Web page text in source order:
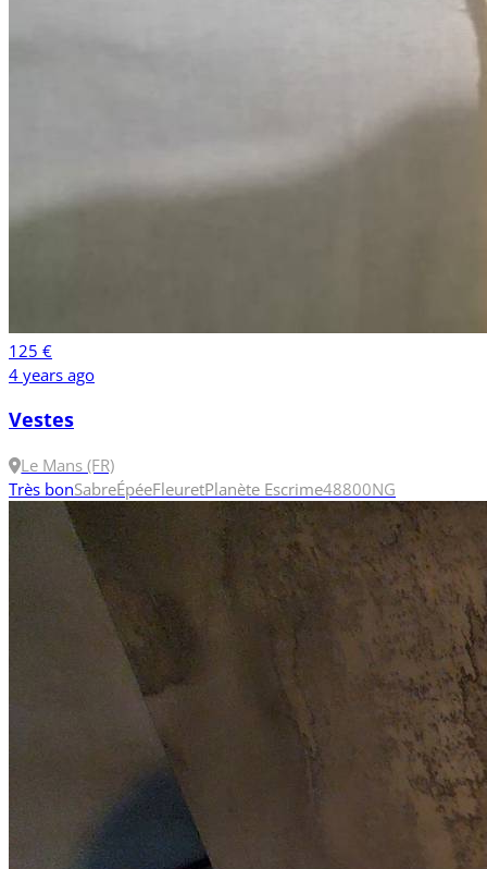
125 €
4 years ago
Vestes
Le Mans (FR)
Très bonSabreÉpéeFleuretPlanète Escrime48800NG